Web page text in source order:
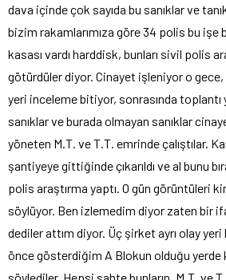
dava içinde çok sayıda bu sanıklar ve
bizim rakamlarımıza göre 34 polis bu işe
kasası vardı harddisk, bunları sivil polis
götürdüler diyor. Cinayet işleniyor o gece,
yeri inceleme bitiyor, sonrasında toplantı
sanıklar ve burada olmayan sanıklar
yöneten M.T. ve T.T. emrinde çalıştılar.
şantiyeye gittiğinde çıkarıldı ve al bunu
polis araştırma yaptı. O gün görüntüleri
söylüyor. Ben izlemedim diyor zaten bir
dediler attım diyor. Üç şirket ayrı olay
önce gösterdiğim A Blokun olduğu yerde
söylediler. Hepsi sahte bunların. M.T. ve